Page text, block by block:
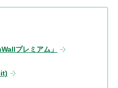
プレミアム」